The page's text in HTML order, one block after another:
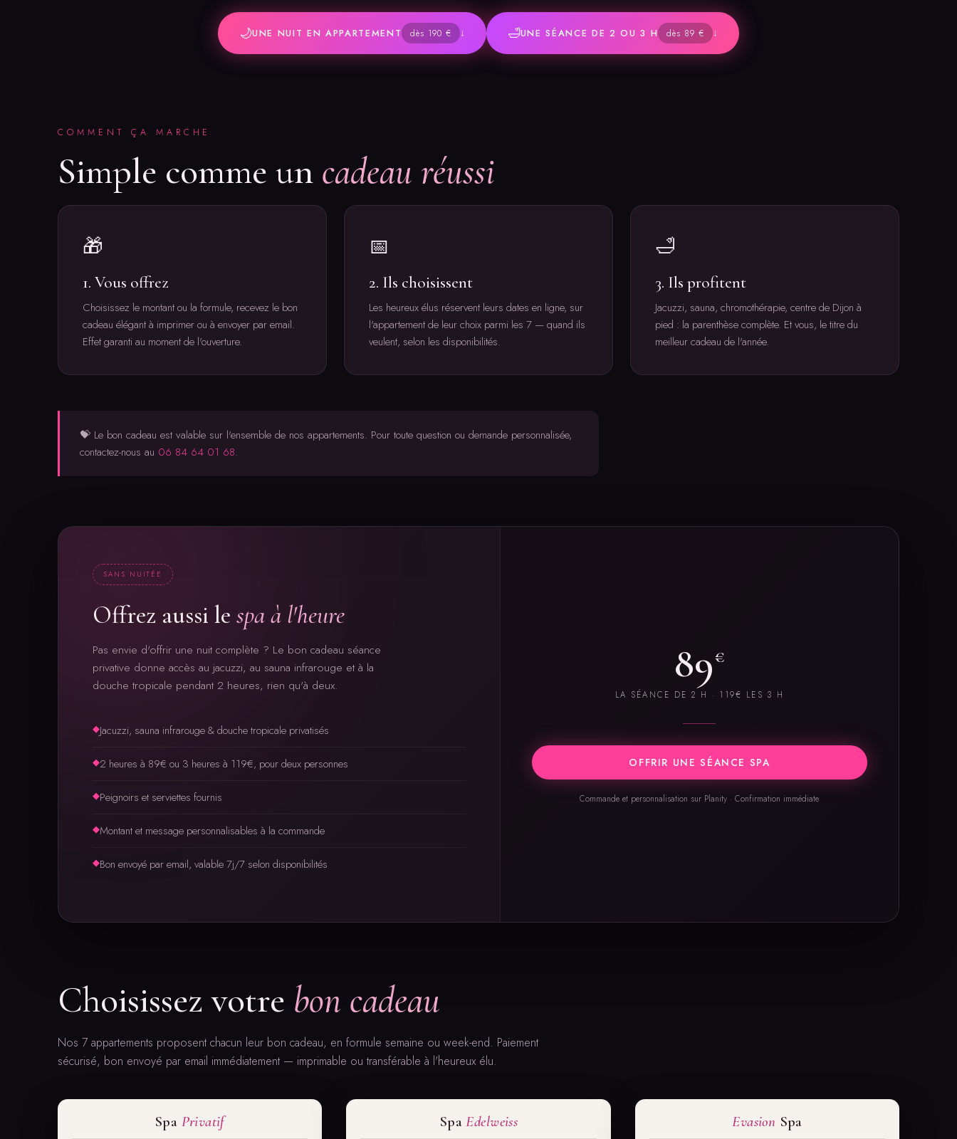
🌙UNE NUIT EN APPARTEMENT dès 190 € ↓ 🛁UNE SÉANCE DE 2 OU 3 H dès 89 € ↓
COMMENT ÇA MARCHE
Simple comme un cadeau réussi
🎁
1. Vous offrez
Choisissez le montant ou la formule, recevez le bon
cadeau élégant à imprimer ou à envoyer par email.
Effet garanti au moment de l'ouverture.
📅
2. Ils choisissent
Les heureux élus réservent leurs dates en ligne, sur
l'appartement de leur choix parmi les 7 — quand ils
veulent, selon les disponibilités.
🛁
3. Ils profitent
Jacuzzi, sauna, chromothérapie, centre de Dijon à
pied : la parenthèse complète. Et vous, le titre du
meilleur cadeau de l'année.
💝 Le bon cadeau est valable sur l'ensemble de nos appartements. Pour toute question ou demande personnalisée,
contactez-nous au 06 84 64 01 68.
SANS NUITÉE
Offrez aussi le spa à l'heure
Pas envie d'offrir une nuit complète ? Le bon cadeau séance
privative donne accès au jacuzzi, au sauna infrarouge et à la
douche tropicale pendant 2 heures, rien qu'à deux.
◆Jacuzzi, sauna infrarouge & douche tropicale privatisés
◆2 heures à 89€ ou 3 heures à 119€, pour deux personnes
◆Peignoirs et serviettes fournis
◆Montant et message personnalisables à la commande
◆Bon envoyé par email, valable 7j/7 selon disponibilités
89€
LA SÉANCE DE 2 H · 119€ LES 3 H
OFFRIR UNE SÉANCE SPA
Commande et personnalisation sur Planity · Confirmation immédiate
Choisissez votre bon cadeau
Nos 7 appartements proposent chacun leur bon cadeau, en formule semaine ou week-end. Paiement
sécurisé, bon envoyé par email immédiatement — imprimable ou transférable à l'heureux élu.
Spa Privatif SpaEdelweiss Evasion Spa